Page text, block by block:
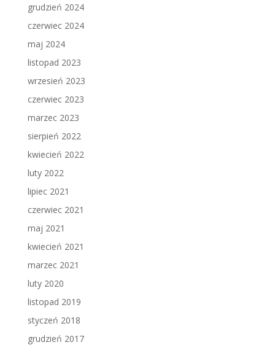
grudzień 2024
czerwiec 2024
maj 2024
listopad 2023
wrzesień 2023
czerwiec 2023
marzec 2023
sierpień 2022
kwiecień 2022
luty 2022
lipiec 2021
czerwiec 2021
maj 2021
kwiecień 2021
marzec 2021
luty 2020
listopad 2019
styczeń 2018
grudzień 2017